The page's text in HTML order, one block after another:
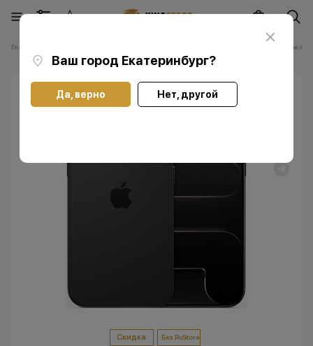
Ваш город Екатеринбург?
Да, верно Нет, другой
Главная Смартфоны Apple iPhone Air
Скидка Без RuStore